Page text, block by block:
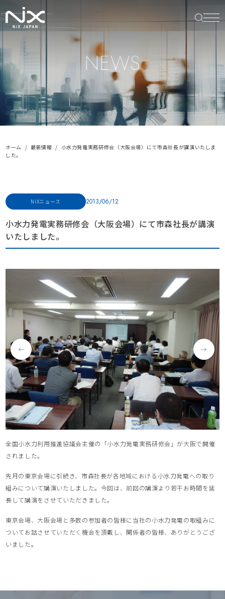
NEWS
ホーム 最新情報
小水力発電実務研修会（大阪会場）にて市森社長が講演いたしま
した。
NiXニュース 2013/06/12
小水力発電実務研修会（大阪会場）にて市森社長が講演
いたしました。
全国小水力利用推進協議会主催の「小水力発電実務研修会」が大阪で開催
されました。
先月の東京会場に引続き、市森社長が各地域における小水力発電への取り
組みについて講演いたしました。今回は、前回の講演より若干お時間を延
長して講演をさせていただきました。
東京会場、大阪会場と多数の参加者の皆様に当社の小水力発電の取組みに
ついてお話させていただく機会を頂戴し、関係者の皆様、ありがとうござ
いました。